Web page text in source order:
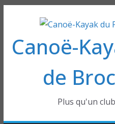
contenu
Canoë-
de
Plus qu'un